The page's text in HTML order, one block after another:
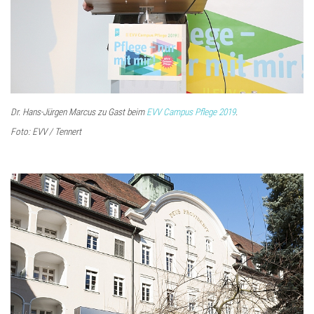
Dr. Hans-Jürgen Marcus zu Gast beim EVV Campus Pflege 2019.
Foto: EVV / Tennert